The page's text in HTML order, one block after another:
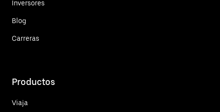
Inversores
Blog
Carreras
Productos
Viaja